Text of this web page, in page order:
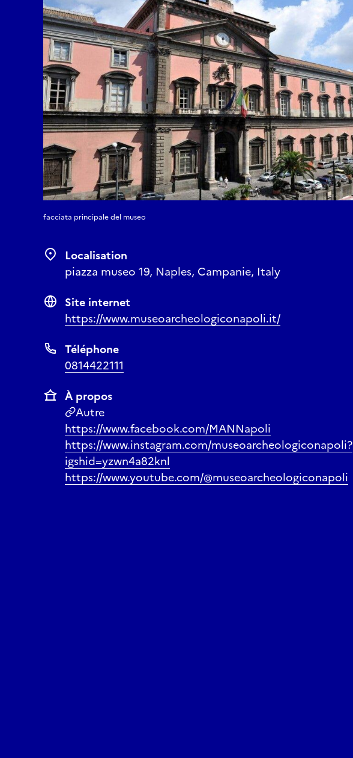
facciata principale del museo
Localisation
piazza museo 19, Naples, Campanie, Italy
Site internet
https://www.museoarcheologiconapoli.it/
Téléphone
0814422111
À propos
Autre
https://www.facebook.com/MANNapoli
https://www.instagram.com/museoarcheologiconapoli?
igshid=yzwn4a82knl
https://www.youtube.com/@museoarcheologiconapoli